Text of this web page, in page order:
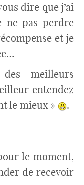
dire que j’ai
ne pas perdre
et je
meilleurs
entendez
le mieux »
.
le moment,
de recevoir